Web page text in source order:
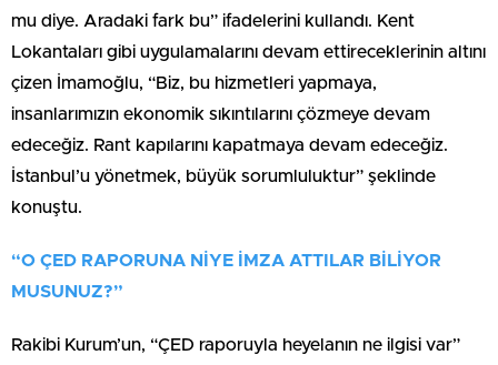
mu diye. Aradaki fark bu” ifadelerini kullandı. Kent
Lokantaları gibi uygulamalarını devam ettireceklerinin altını
çizen İmamoğlu, “Biz, bu hizmetleri yapmaya,
insanlarımızın ekonomik sıkıntılarını çözmeye devam
edeceğiz. Rant kapılarını kapatmaya devam edeceğiz.
İstanbul’u yönetmek, büyük sorumluluktur” şeklinde
konuştu.
“O ÇED RAPORUNA NİYE İMZA ATTILAR BİLİYOR
MUSUNUZ?”
Rakibi Kurum’un, “ÇED raporuyla heyelanın ne ilgisi var”